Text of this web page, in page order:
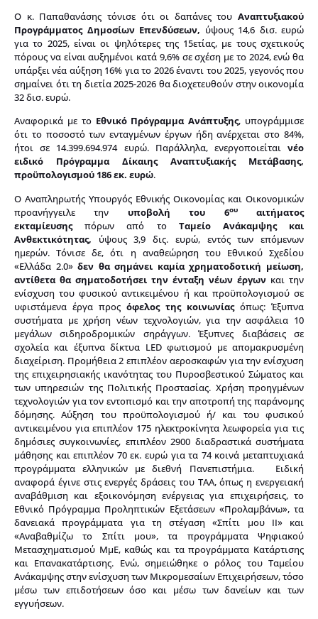
Ο κ. Παπαθανάσης τόνισε ότι οι δαπάνες του Αναπτυξιακού
Προγράμματος Δημοσίων Επενδύσεων, ύψους 14,6 δισ. ευρώ
για το 2025, είναι οι ψηλότερες της 15ετίας, με τους σχετικούς
πόρους να είναι αυξημένοι κατά 9,6% σε σχέση με το 2024, ενώ θα
υπάρξει νέα αύξηση 16% για το 2026 έναντι του 2025, γεγονός που
σημαίνει ότι τη διετία 2025-2026 θα διοχετευθούν στην οικονομία
32 δισ. ευρώ.
Αναφορικά με το Εθνικό Πρόγραμμα Ανάπτυξης, υπογράμμισε
ότι το ποσοστό των ενταγμένων έργων ήδη ανέρχεται στο 84%,
ήτοι σε 14.399.694.974 ευρώ. Παράλληλα, ενεργοποιείται νέο
ειδικό Πρόγραμμα Δίκαιης Αναπτυξιακής Μετάβασης,
προϋπολογισμού 186 εκ. ευρώ.
Ο Αναπληρωτής Υπουργός Εθνικής Οικονομίας και Οικονομικών
προανήγγειλε την υποβολή του 6ουαιτήματος
εκταμίευσηςπόρων από το Ταμείο Ανάκαμψης και
Ανθεκτικότητας, ύψους 3,9 δις. ευρώ, εντός των επόμενων
ημερών. Τόνισε δε, ότι η αναθεώρηση του Εθνικού Σχεδίου
«Ελλάδα 2.0»δεν θα σημάνει καμία χρηματοδοτική μείωση,
αντίθετα θα σηματοδοτήσει την ένταξη νέων έργων και την
ενίσχυση του φυσικού αντικειμένου ή και προϋπολογισμού σε
υφιστάμενα έργα προς όφελος της κοινωνίαςόπως: Έξυπνα
συστήματα με χρήση νέων τεχνολογιών, για την ασφάλεια 10
μεγάλων σιδηροδρομικών σηράγγων. Έξυπνες διαβάσεις σε
σχολεία και έξυπνα δίκτυα LED φωτισμού με απομακρυσμένη
διαχείριση. Προμήθεια 2 επιπλέον αεροσκαφών για την ενίσχυση
της επιχειρησιακής ικανότητας του Πυροσβεστικού Σώματος και
των υπηρεσιών της Πολιτικής Προστασίας. Χρήση προηγμένων
τεχνολογιών για τον εντοπισμό και την αποτροπή της παράνομης
δόμησης. Αύξηση του προϋπολογισμού ή/ και του φυσικού
αντικειμένου για επιπλέον 175 ηλεκτροκίνητα λεωφορεία για τις
δημόσιες συγκοινωνίες, επιπλέον 2900 διαδραστικά συστήματα
μάθησης και επιπλέον 70 εκ. ευρώ για τα 74 κοινά μεταπτυχιακά
προγράμματα ελληνικών με διεθνή Πανεπιστήμια. Ειδική
αναφορά έγινε στις ενεργές δράσεις του ΤΑΑ, όπως η ενεργειακή
αναβάθμιση και εξοικονόμηση ενέργειας για επιχειρήσεις, το
Εθνικό Πρόγραμμα Προληπτικών Εξετάσεων «Προλαμβάνω», τα
δανειακά προγράμματα για τη στέγαση «Σπίτι μου ΙΙ» και
«Αναβαθμίζω το Σπίτι μου», τα προγράμματα Ψηφιακού
Μετασχηματισμού ΜμΕ, καθώς και τα προγράμματα Κατάρτισης
και Επανακατάρτισης. Ενώ, σημειώθηκε ο ρόλος του Ταμείου
Ανάκαμψης στην ενίσχυση των Μικρομεσαίων Επιχειρήσεων, τόσο
μέσω των επιδοτήσεων όσο και μέσω των δανείων και των
εγγυήσεων.